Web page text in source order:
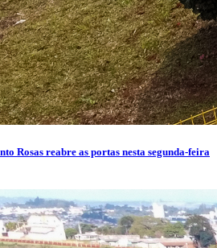
Rosas reabre as portas nesta segunda-feira